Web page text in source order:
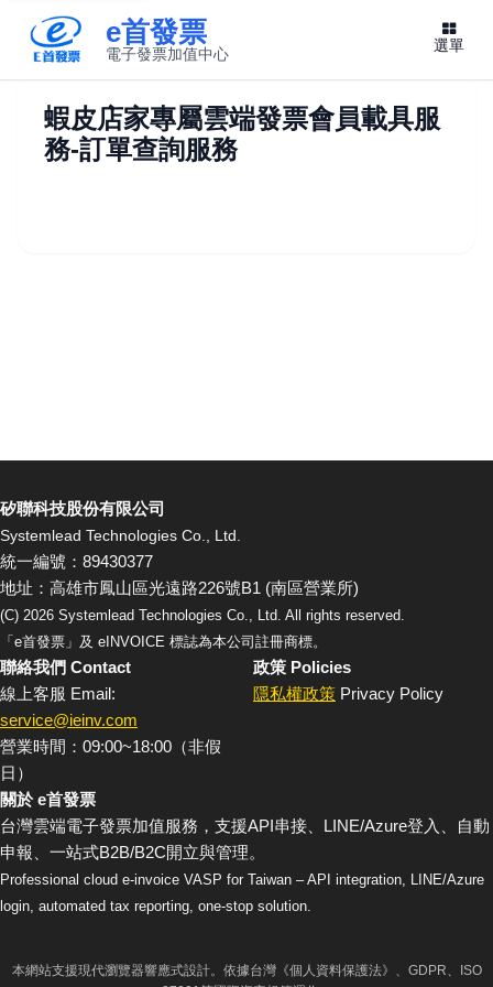
e首發票
電子發票加值中心 選單
蝦皮店家專屬雲端發票會員載具服
務-訂單查詢服務
矽聯科技股份有限公司
Systemlead Technologies Co., Ltd.
統一編號：89430377
地址：高雄市鳳山區光遠路226號B1 (南區營業所)
(C) 2026 Systemlead Technologies Co., Ltd. All rights reserved.
「e首發票」及 eINVOICE 標誌為本公司註冊商標。
聯絡我們 Contact
線上客服 Email:
service@ieinv.com
營業時間：09:00~18:00（非假
日）
政策 Policies
隱私權政策 Privacy Policy
關於 e首發票
台灣雲端電子發票加值服務，支援API串接、LINE/Azure登入、自動
申報、一站式B2B/B2C開立與管理。
Professional cloud e-invoice VASP for Taiwan – API integration, LINE/Azure
login, automated tax reporting, one-stop solution.
本網站支援現代瀏覽器響應式設計。依據台灣《個人資料保護法》、GDPR、ISO